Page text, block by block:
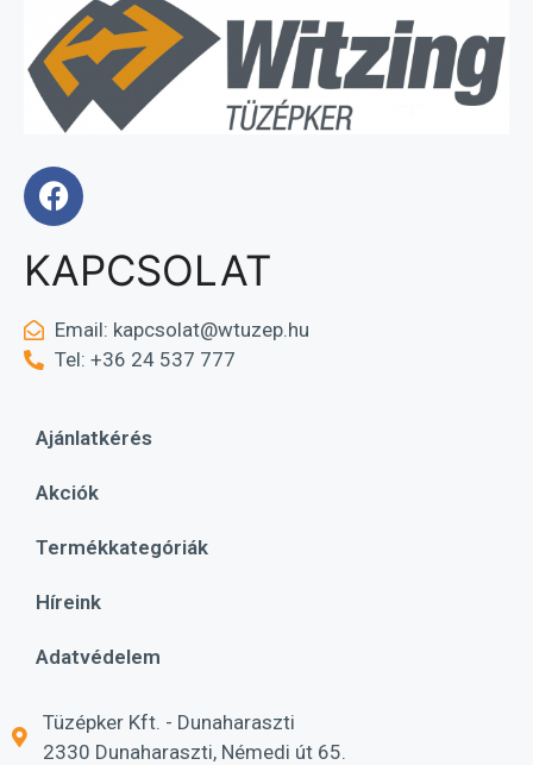
KAPCSOLAT
Email: kapcsolat@wtuzep.hu
Tel: +36 24 537 777
Ajánlatkérés
Akciók
Termékkategóriák
Híreink
Adatvédelem
Tüzépker Kft. - Dunaharaszti
2330 Dunaharaszti, Némedi út 65.